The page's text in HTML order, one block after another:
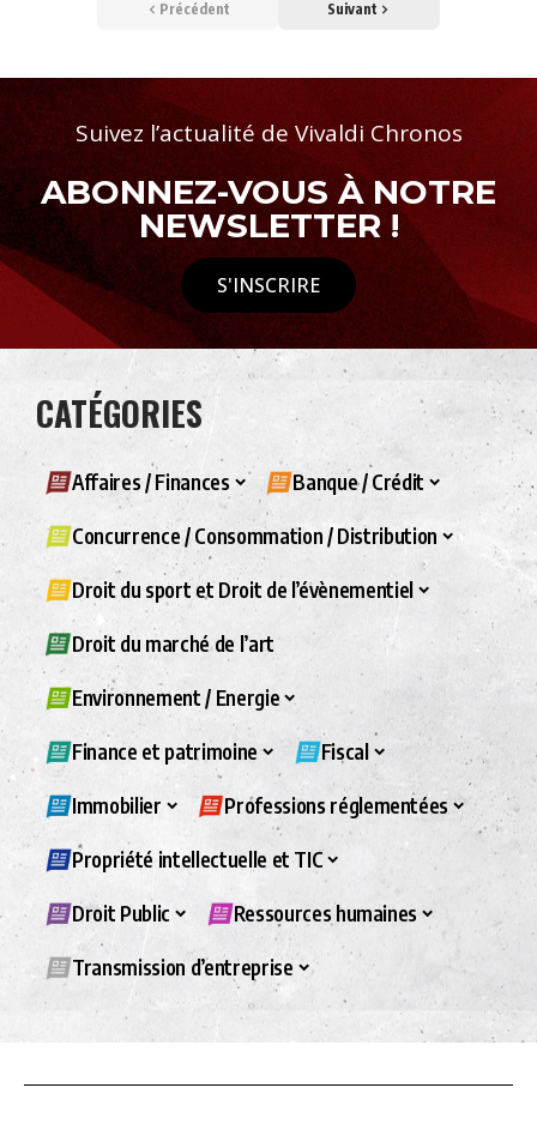
Précédent Suivant
Suivez l’actualité de Vivaldi Chronos
ABONNEZ-VOUS À NOTRE
NEWSLETTER !
S'INSCRIRE
CATÉGORIES
Affaires / Finances Banque / Crédit
Concurrence / Consommation / Distribution
Droit du sport et Droit de l’évènementiel
Droit du marché de l’art
Environnement / Energie
Finance et patrimoine Fiscal
Immobilier Professions réglementées
Propriété intellectuelle et TIC
Droit Public Ressources humaines
Transmission d’entreprise